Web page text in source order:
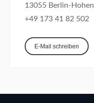
13055 Berlin-
+49 173 41 82 502
E-Mail schreiben